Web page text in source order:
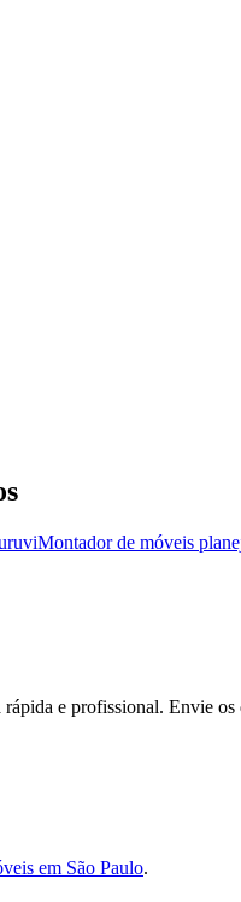
Montador de móveis
e profissional. Envie
em São Paulo.